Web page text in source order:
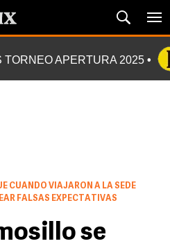
TORNEO APERTURA 2025
CUANDO VIAJARON A LA SEDE
FALSAS EXPECTATIVAS
se